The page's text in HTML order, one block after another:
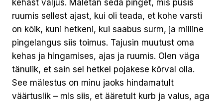
kehast väljus. Mäletan seda pinget, mis püsis
ruumis sellest ajast, kui oli teada, et kohe varsti
on kõik, kuni hetkeni, kui saabus surm, ja milline
pingelangus siis toimus. Tajusin muutust oma
kehas ja hingamises, ajas ja ruumis. Olen väga
tänulik, et sain sel hetkel pojakese kõrval olla.
See mälestus on minu jaoks hindamatult
väärtuslik – mis siis, et ääretult kurb ja valus, aga